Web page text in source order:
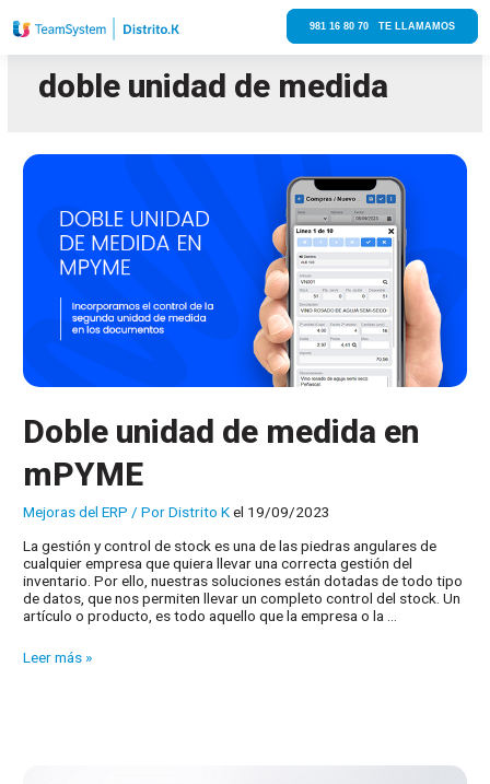
981 16 80 70 TE LLAMAMOS
doble unidad de medida
Doble unidad de medida en
mPYME
Mejoras del ERP / PorDistrito Kel 19/09/2023
La gestión y control de stock es una de las piedras angulares de
cualquier empresa que quiera llevar una correcta gestión del
inventario. Por ello, nuestras soluciones están dotadas de todo tipo
de datos, que nos permiten llevar un completo control del stock. Un
artículo o producto, es todo aquello que la empresa o la …
Doble
Leer más »